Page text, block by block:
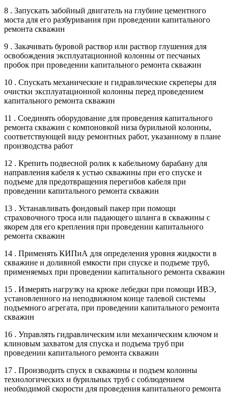
8 . Запускать забойный двигатель на глубине цементного
моста для его разбуривания при проведении капитального
ремонта скважин
9 . Закачивать буровой раствор или раствор глушения для
освобождения эксплуатационной колонны от песчаных
пробок при проведении капитального ремонта скважин
10 . Спускать механические и гидравлические скреперы для
очистки эксплуатационной колонны перед проведением
капитального ремонта скважин
11 . Соединять оборудование для проведения капитального
ремонта скважин с компоновкой низа бурильной колонны,
соответствующей виду ремонтных работ, указанному в плане
производства работ
12 . Крепить подвесной ролик к кабельному барабану для
направления кабеля к устью скважины при его спуске и
подъеме для предотвращения перегибов кабеля при
проведении капитального ремонта скважин
13 . Устанавливать фондовый пакер при помощи
страховочного троса или падающего шланга в скважины с
якорем для его крепления при проведении капитального
ремонта скважин
14 . Применять КИПиА для определения уровня жидкости в
скважине и доливной емкости при спуске и подъеме труб,
применяемых при проведении капитального ремонта скважин
15 . Измерять нагрузку на крюке лебедки при помощи ИВЭ,
установленного на неподвижном конце талевой системы
подъемного агрегата, при проведении капитального ремонта
скважин
16 . Управлять гидравлическим или механическим ключом и
клиновым захватом для спуска и подъема труб при
проведении капитального ремонта скважин
17 . Производить спуск в скважины и подъем колонны
технологических и бурильных труб с соблюдением
необходимой скорости для проведения капитального ремонта